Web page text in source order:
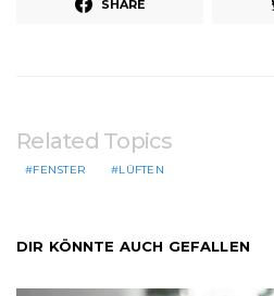
SHARE
Related Topics
FENSTER LÜFTEN
DIR KÖNNTE AUCH GEFALLEN